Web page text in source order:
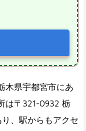
木県宇都宮市にあ
は〒321-0932 栃
、駅からもアクセ